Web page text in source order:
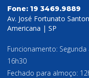
Fone: 19 3469.9889
Av. José Fortunato
Americana | SP
Funcionamento:
16h30
Fechado para almoço: